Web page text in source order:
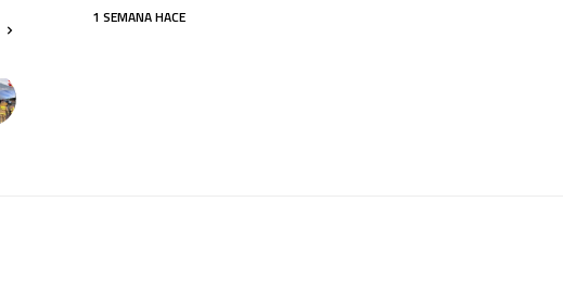
1 SEMANA HACE